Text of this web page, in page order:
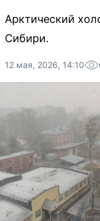
Арктический
Сибири.
12 мая, 2026, 14:10